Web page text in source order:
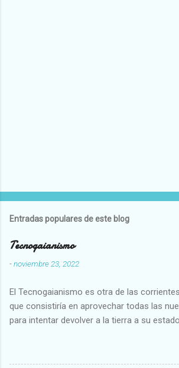
Entradas populares de este blog
Tecnogaianismo
-noviembre 23, 2022
El Tecnogaianismo es otra de las
que consistiría en aprovechar todas las
para intentar devolver a la tierra a su